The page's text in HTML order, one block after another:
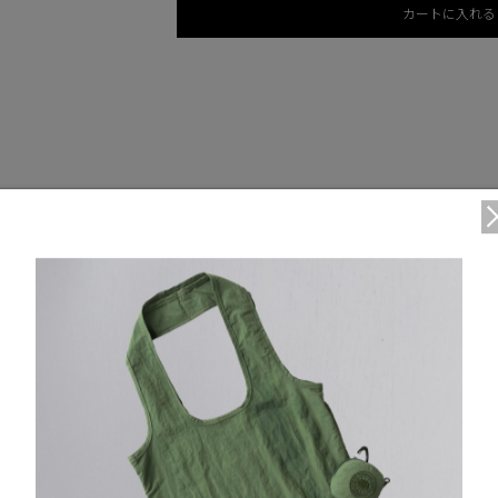
カートに入れる
リブニット仕様の袖口
外側にジッパー付きハンドポケットが2つ
仕様が変更する場合がございます。